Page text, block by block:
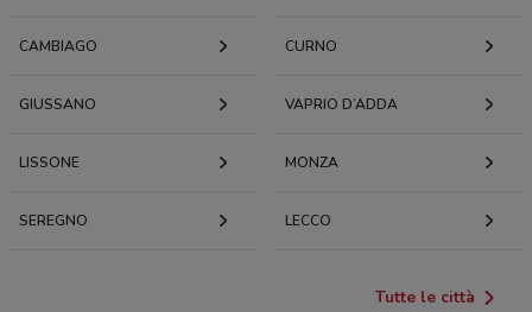
CAMBIAGO CURNO
GIUSSANO VAPRIO D’ADDA
LISSONE MONZA
SEREGNO LECCO
Tutte le città